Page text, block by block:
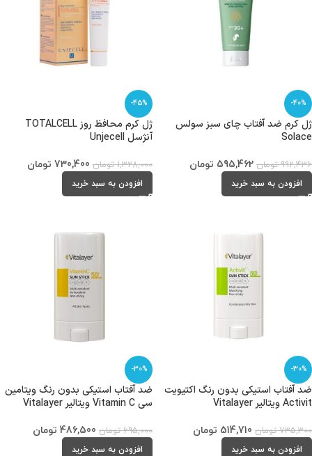
-40%
ژل کرم ضد آفتاب چای سبز سولس
Solace
992,436 تومان 595,462 تومان
افزودن به سبد خرید
-45%
ژل کرم محافظ روز TOTALCELL
آنژسل Unjecell
1,328,000 تومان 730,400 تومان
افزودن به سبد خرید
-30%
ضد آفتاب استیکی بدون رنگ اکتیویت
Activit ویتالیر Vitalayer
735,300 تومان 514,710 تومان
افزودن به سبد خرید
-30%
ضد آفتاب استیکی بدون رنگ ویتامین
سی Vitamin C ویتالیر Vitalayer
695,000 تومان 486,500 تومان
افزودن به سبد خرید